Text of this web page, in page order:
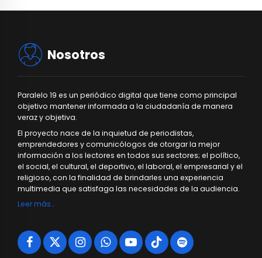
Nosotros
Paralelo 19 es un periódico digital que tiene como principal
objetivo mantener informada a la ciudadanía de manera
veraz y objetiva.
El proyecto nace de la inquietud de periodistas,
emprendedores y comunicólogos de otorgar la mejor
información a los lectores en todos sus sectores; el político,
el social, el cultural, el deportivo, el laboral, el empresarial y el
religioso, con la finalidad de brindarles una experiencia
multimedia que satisfaga las necesidades de la audiencia.
Leer más…